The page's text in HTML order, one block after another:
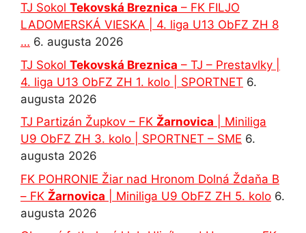
TJ Sokol Tekovská Breznica – FK FILJO
LADOMERSKÁ VIESKA | 4. liga U13 ObFZ ZH 8
… 6. augusta 2026
TJ Sokol Tekovská Breznica – TJ – Prestavlky |
4. liga U13 ObFZ ZH 1. kolo | SPORTNET 6.
augusta 2026
TJ Partizán Župkov – FK Žarnovica | Miniliga
U9 ObFZ ZH 3. kolo | SPORTNET – SME 6.
augusta 2026
FK POHRONIE Žiar nad Hronom Dolná Ždaňa B
– FK Žarnovica | Miniliga U9 ObFZ ZH 5. kolo 6.
augusta 2026